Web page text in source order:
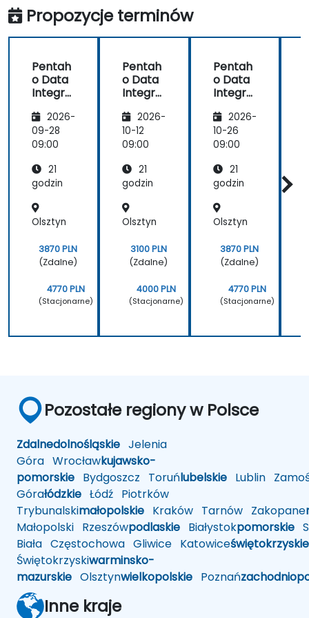
danych ETL
(poziom
Propozycje terminów
Pentah
o Data
Integra
Zaawan
sowany
2026-
09-28
09:00
21
godzin
Olsztyn
3870 PLN
(Zdalne)
4770 PLN
(Stacjonarne)
Pentah
o Data
Integra
(PDI) -
moduł
do
arzania
danych
(pozio
m
sowany
2026-
10-12
09:00
21
godzin
Olsztyn
3100 PLN
(Zdalne)
4000 PLN
(Stacjonarne)
Pentah
o Data
Integra
Zaawan
sowany
2026-
10-26
09:00
21
godzin
Olsztyn
3870 PLN
(Zdalne)
4770 PLN
(Stacjonarne)
Pozostałe regiony w Polsce
Zdalnedolnośląskie Jelenia
Góra Wrocławkujawsko-
pomorskie Bydgoszcz Toruńlubelskie Lublin
Górałódzkie Łódź Piotrków
Trybunalskimałopolskie Kraków Tarnów Zakopane
Małopolski Rzeszówpodlaskie Białystokpomorskie
Biała Częstochowa Gliwice Katowiceświętokrzyskie
Świętokrzyskiwarminsko-
mazurskie Olsztynwielkopolskie Poznań
Inne kraje